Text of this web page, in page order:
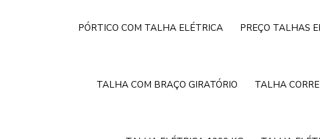
PÓRTICO COM TALHA ELÉTRICA PREÇO TALHAS
TALHA COM BRAÇO GIRATÓRIO TALHA